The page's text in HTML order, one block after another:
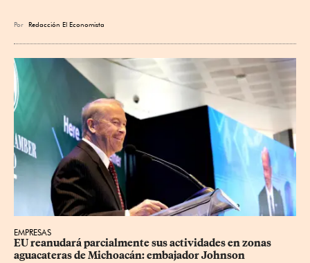
Por Redacción El Economista
EMPRESAS
EU reanudará parcialmente sus actividades en zonas
aguacateras de Michoacán: embajador Johnson